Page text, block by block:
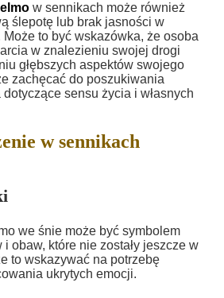
w sennikach może również
ślepotę lub brak jasności w
to być wskazówka, że osoba
w znalezieniu swojej drogi
głębszych aspektów swojego
zachęcać do poszukiwania
sensu życia i własnych
w sennikach
we śnie może być symbolem
obaw, które nie zostały jeszcze w
to wskazywać na potrzebę
ukrytych emocji.